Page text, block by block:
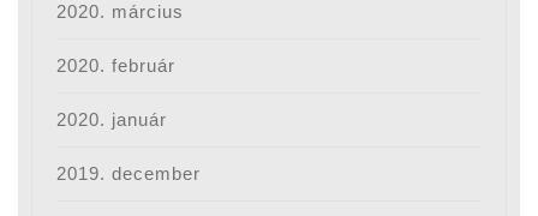
2020. március
2020. február
2020. január
2019. december